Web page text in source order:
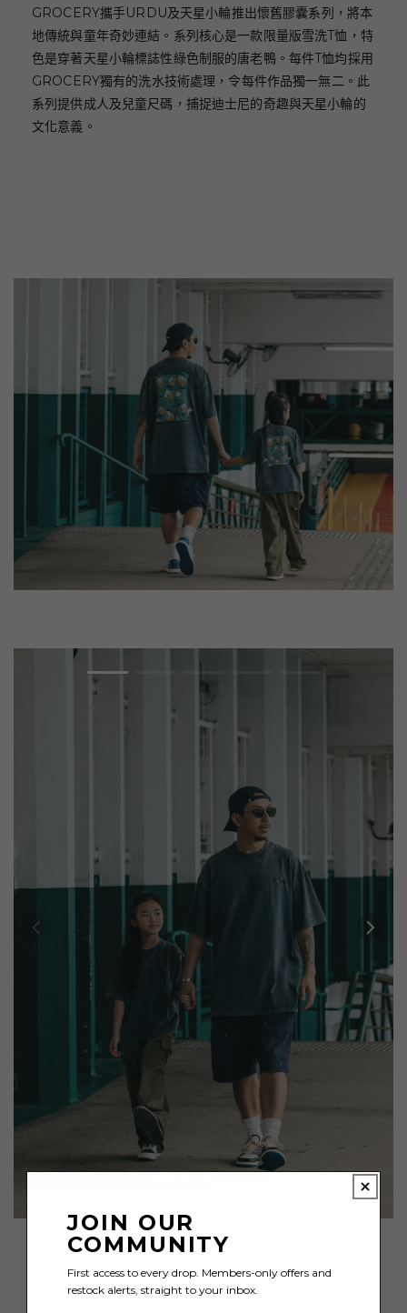
GROCERY攜手URDU及天星小輪推出懷舊膠囊系列，將本
地傳統與童年奇妙連結。系列核心是一款限量版雪洗T恤，特
色是穿著天星小輪標誌性綠色制服的唐老鴨。每件T恤均採用
GROCERY獨有的洗水技術處理，令每件作品獨一無二。此
系列提供成人及兒童尺碼，捕捉迪士尼的奇趣與天星小輪的
文化意義。
JOIN OUR
COMMUNITY
First access to every drop. Members-only offers and
restock alerts, straight to your inbox.